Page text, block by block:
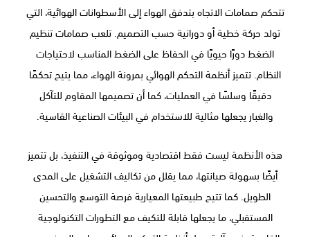
تتحكم صمامات الاتجاه بتدفق الهواء إلى الأسطوانات الهوائية، التي
تولد حركة خطية أو دورانية حسب التصميم. تلعب صمامات تنظيم
الضغط دورًا حيويًا في الحفاظ على الضغط المناسب لاحتياجات
النظام. تتميز أنظمة التحكم الهوائي بمرونة الهواء، مما يتيح تحكمًا
دقيقًا وسلسًا في العمليات، كما أن تصميمها المقاوم للتآكل
والغبار يجعلها مثالية للاستخدام في البيئات الصناعية القاسية.
هذه الأنظمة ليست فقط اقتصادية وموثوقة في التنفيذ، بل تتميز
أيضًا بسهولة صيانتها، مما يقلل من تكاليف التشغيل على المدى
الطويل. كما تتيح طبيعتها المعيارية فرصة التوسع والتحسين
المستقبلي، ما يجعلها قابلة للتكيف مع التطورات التكنولوجية